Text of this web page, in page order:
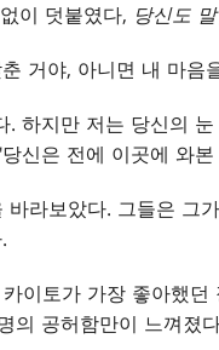
이 덧붙였다, 당신도
거야, 아니면 내 마음
하지만 저는 당신의
신은 전에 이곳에 와
라보았다. 그들은 그
이토가 가장 좋아했
의 공허함만이 느껴졌